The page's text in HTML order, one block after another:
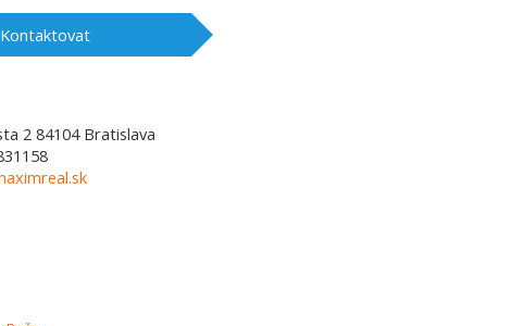
Kontaktovat
284104 Bratislava